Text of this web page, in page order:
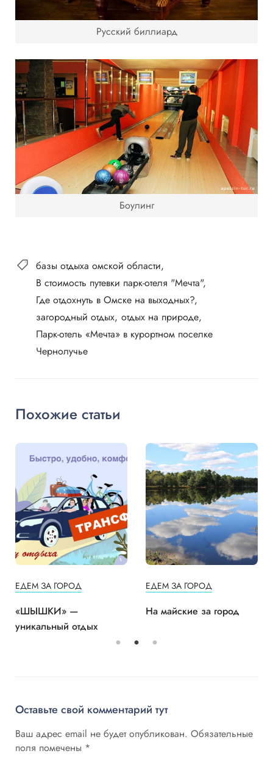
Русский биллиард
Боулинг
базы отдыха омской области
В стоимость путевки парк-отеля "Мечта"
Где отдохнуть в Омске на выходных?
загородный отдых отдых на природе
Парк-отель «Мечта» в курортном поселке
Чернолучье
Похожие статьи
ЕДЕМ ЗА ГОРОД
«ШЫШКИ» —
уникальный отдых
ЕДЕМ ЗА ГОРОД
На майские за город
Оставьте свой комментарий тут
Ваш адрес email не будет опубликован. Обязательные
поля помечены *